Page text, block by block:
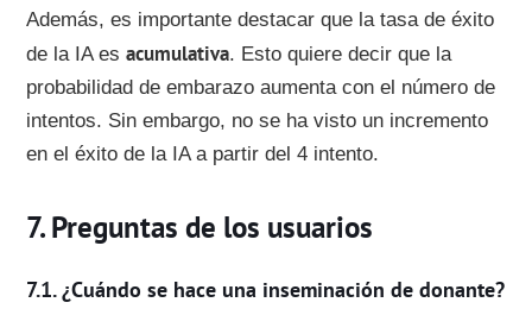
Además, es importante destacar que la tasa de éxito
de la IA esacumulativa. Esto quiere decir que la
probabilidad de embarazo aumenta con el número de
intentos. Sin embargo, no se ha visto un incremento
en el éxito de la IA a partir del 4 intento.
Preguntas de los usuarios
¿Cuándo se hace una inseminación de donante?